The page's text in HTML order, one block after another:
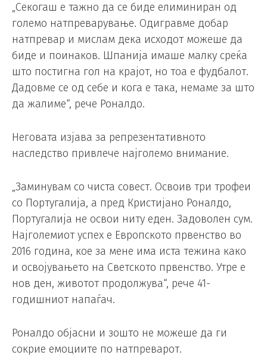
„Секогаш е тажно да се биде елиминиран од
големо натпреварување. Одигравме добар
натпревар и мислам дека исходот можеше да
биде и поинаков. Шпанија имаше малку среќа
што постигна гол на крајот, но тоа е фудбалот.
Дадовме се од себе и кога е така, немаме за што
да жалиме“, рече Роналдо.
Неговата изјава за репрезентативното
наследство привлече најголемо внимание.
„Заминувам со чиста совест. Освоив три трофеи
со Португалија, а пред Кристијано Роналдо,
Португалија не освои ниту еден. Задоволен сум.
Најголемиот успех е Европското првенство во
2016 година, кое за мене има иста тежина како
и освојувањето на Светското првенство. Утре е
нов ден, животот продолжува“, рече 41-
годишниот напаѓач.
Роналдо објасни и зошто не можеше да ги
сокрие емоциите по натпреварот.